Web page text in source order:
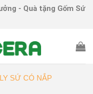
- Quà tặng Gốm Sứ
LY SỨ CÓ NẮP